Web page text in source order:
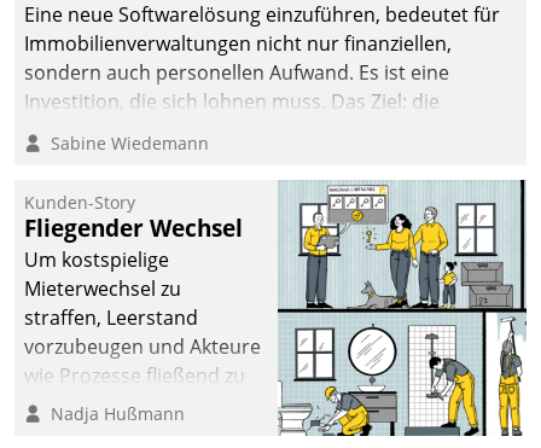
Eine neue Softwarelösung einzuführen, bedeutet für
Immobilienverwaltungen nicht nur finanziellen,
sondern auch personellen Aufwand. Es ist eine
Investition, die sich lohnen muss. Das Ziel: die
nachhaltige Optimierung der Geschäftsabläufe. Damit
dieses Ziel erreicht wird, sollten einige Grundregeln
Sabine Wiedemann
Kunden-Story
Fliegender Wechsel
Um kostspielige
Mieterwechsel zu
straffen, Leerstand
vorzubeugen und Akteure
wie Prozesse fließend zu
vernetzen, nutzt die
Nadja Hußmann